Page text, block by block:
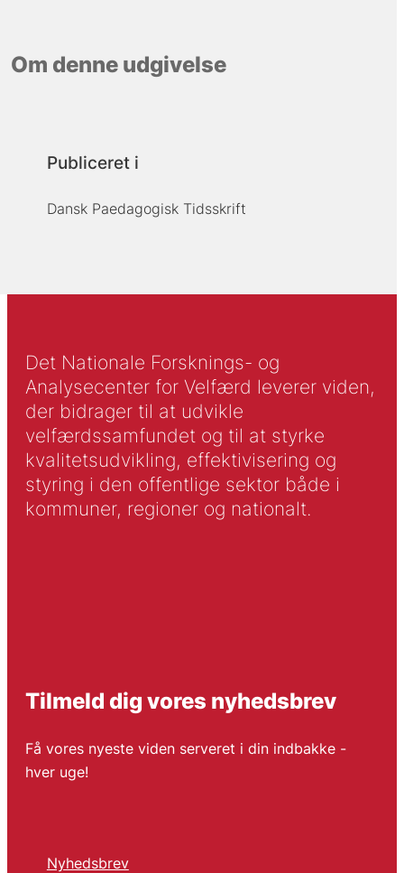
Om denne udgivelse
Publiceret i
Dansk Paedagogisk Tidsskrift
Det Nationale Forsknings- og
Analysecenter for Velfærd leverer viden,
der bidrager til at udvikle
velfærdssamfundet og til at styrke
kvalitetsudvikling, effektivisering og
styring i den offentlige sektor både i
kommuner, regioner og nationalt.
Tilmeld dig vores nyhedsbrev
Få vores nyeste viden serveret i din indbakke -
hver uge!
Nyhedsbrev